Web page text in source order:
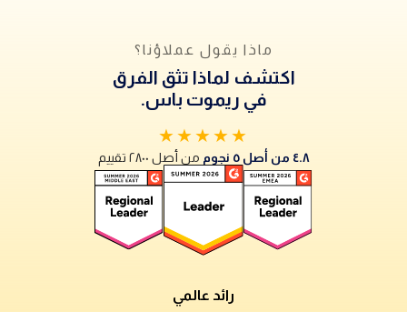
ماذا يقول عملاؤنا؟
اكتشف لماذا تثق الفرق
في ريموت باس.
★★★★★
٤.٨ من أصل ٥ نجوم من أصل ٢٨٠٠ تقييم
رائد عالمي